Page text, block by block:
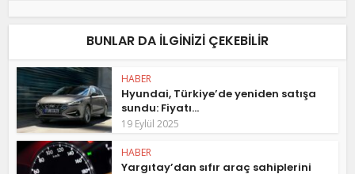
BUNLAR DA ILGINIZI ÇEKEBILIR
HABER
Hyundai, Türkiye’de yeniden satışa
sundu: Fiyatı...
19 Eylül 2025
HABER
Yargıtay’dan sıfır araç sahiplerini